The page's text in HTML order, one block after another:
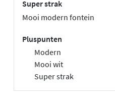
Super strak
Mooi modern fontein
Pluspunten
Modern
Mooi wit
Super strak